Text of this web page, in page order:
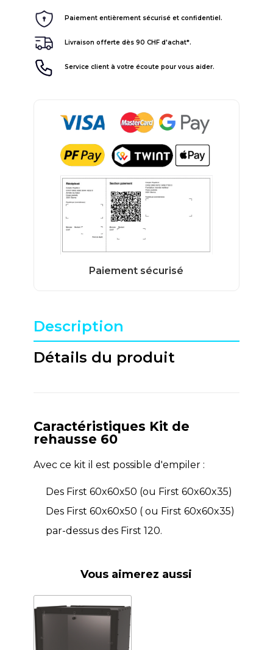
Paiement entièrement sécurisé et confidentiel.
Livraison offerte dès 90 CHF d'achat*.
Service client à votre écoute pour vous aider.
Description
Détails du produit
Caractéristiques Kit de
rehausse 60
Avec ce kit il est possible d'empiler :
Des First 60x60x50 (ou First 60x60x35)
Des First 60x60x50 ( ou First 60x60x35)
par-dessus des First 120.
Vous aimerez aussi